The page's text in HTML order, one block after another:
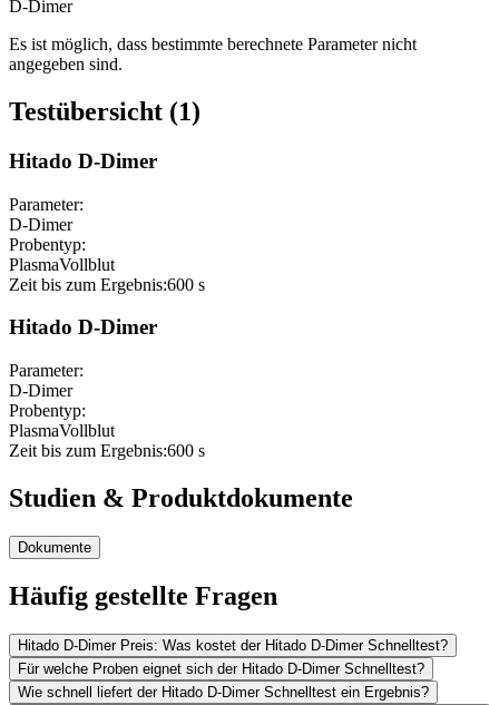
D-Dimer
Es ist möglich, dass bestimmte berechnete Parameter nicht
angegeben sind.
Testübersicht (1)
Hitado D-Dimer
Parameter:
D-Dimer
Probentyp:
PlasmaVollblut
Zeit bis zum Ergebnis:600 s
Hitado D-Dimer
Parameter:
D-Dimer
Probentyp:
PlasmaVollblut
Zeit bis zum Ergebnis:600 s
Studien & Produktdokumente
Dokumente
Häufig gestellte Fragen
Hitado D-Dimer Preis: Was kostet der Hitado D-Dimer Schnelltest?
Für welche Proben eignet sich der Hitado D-Dimer Schnelltest?
Wie schnell liefert der Hitado D-Dimer Schnelltest ein Ergebnis?